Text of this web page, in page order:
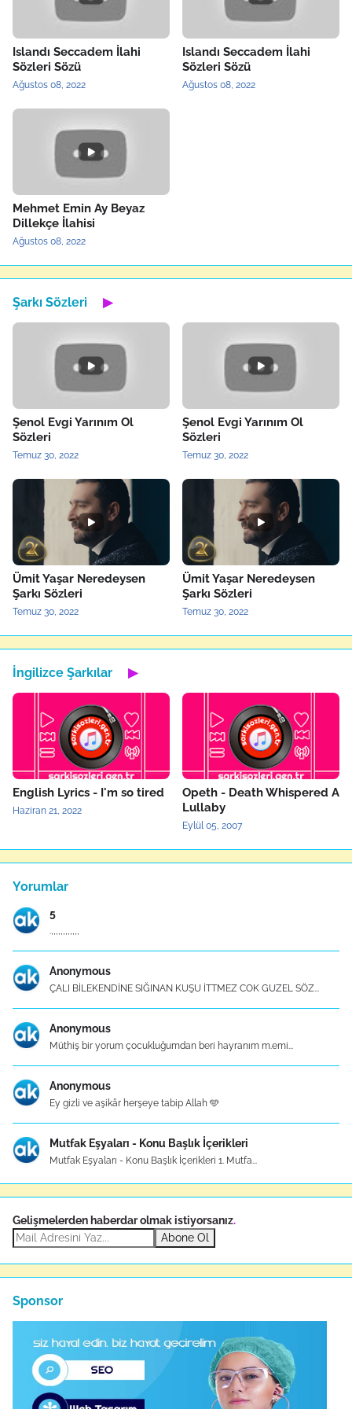
Islandı Seccadem İlahi
Sözleri Sözü
Ağustos 08, 2022
Islandı Seccadem İlahi
Sözleri Sözü
Ağustos 08, 2022
Mehmet Emin Ay Beyaz
Dillekçe İlahisi
Ağustos 08, 2022
Şarkı Sözleri ▶
Şenol Evgi Yarınım Ol
Sözleri
Temuz 30, 2022
Şenol Evgi Yarınım Ol
Sözleri
Temuz 30, 2022
Ümit Yaşar Neredeysen
Şarkı Sözleri
Temuz 30, 2022
Ümit Yaşar Neredeysen
Şarkı Sözleri
Temuz 30, 2022
İngilizce Şarkılar ▶
English Lyrics - I'm so tired
Haziran 21, 2022
Opeth - Death Whispered A
Lullaby
Eylül 05, 2007
Yorumlar
5
.,,,,,,,,,,,,
Anonymous
ÇALI BİLEKENDİNE SIĞINAN KUŞU İTTMEZ COK GUZEL SÖZ...
Anonymous
Müthiş bir yorum çocukluğumdan beri hayranım m.emi...
Anonymous
Ey gizli ve aşikâr herşeye tabip Allah 🩵
Mutfak Eşyaları - Konu Başlık İçerikleri
Mutfak Eşyaları - Konu Başlık İçerikleri 1. Mutfa...
Gelişmelerden haberdar olmak istiyorsanız.
Abone Ol
Sponsor